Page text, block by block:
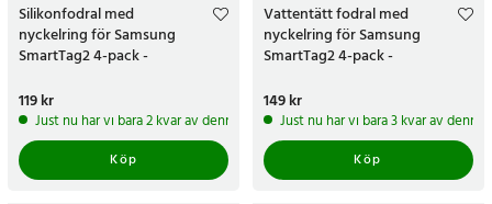
Silikonfodral med
nyckelring för Samsung
SmartTag2 4-pack -
Pris:119 kr
119 kr
Just nu har vi bara 2 kvar av denna produkt
Köp
Vattentätt fodral med
nyckelring för Samsung
SmartTag2 4-pack -
Pris:149 kr
149 kr
Just nu har vi bara 3 kvar av denna
Köp